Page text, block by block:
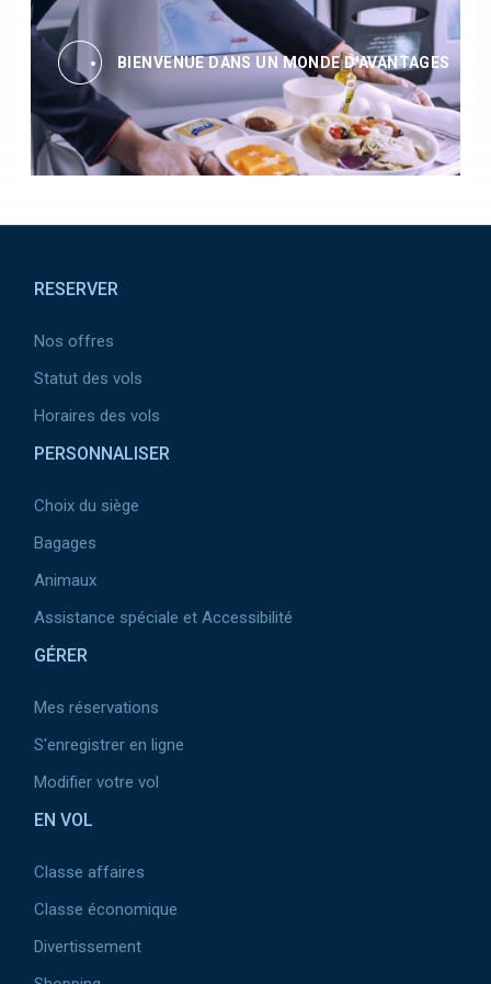
BIENVENUE DANS UN MONDE D'AVANTAGES
RESERVER
Nos offres
Statut des vols
Horaires des vols
PERSONNALISER
Choix du siège
Bagages
Animaux
Assistance spéciale et Accessibilité
GÉRER
Mes réservations
S'enregistrer en ligne
Modifier votre vol
EN VOL
Classe affaires
Classe économique
Divertissement